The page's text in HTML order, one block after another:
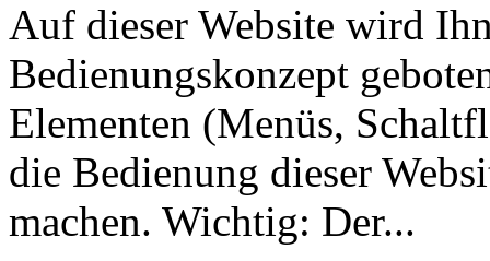
Auf dieser Website wird
Bedienungskonzept
Elementen (Menüs,
die Bedienung dieser
machen. Wichtig: Der...